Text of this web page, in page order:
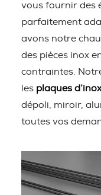
vous fournir des
parfaitement
avons notre
des pièces inox
contraintes.
les plaques
dépoli, miroir,
toutes vos